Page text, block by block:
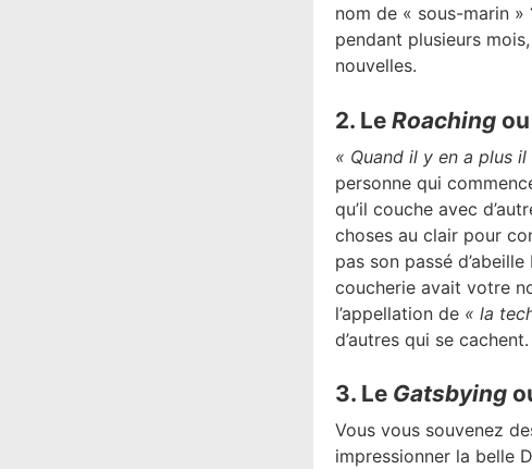
nom de « sous-marin »
pendant plusieurs
nouvelles.
2. Le Roaching
« Quand il y en a plus
personne qui
qu’il couche avec
choses au clair pour
pas son passé
coucherie avait votre
l’appellation de « la
d’autres qui se
3. Le Gatsbying
Vous vous souvenez
impressionner la belle